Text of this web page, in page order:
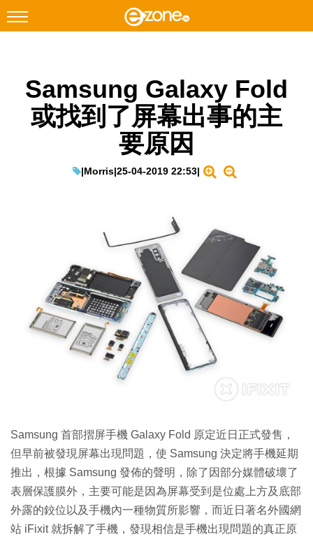
Facebook Instagram
科技焦點
生成式AI與雲端應用
Enterprise Digital Transformation
特集
Samsung Galaxy Fold
或找到了屏幕出事的主
要原因
|Morris|25-04-2019 22:53|
Samsung 首部摺屏手機 Galaxy Fold 原定近日正式發售，
但早前被發現屏幕出現問題，使 Samsung 決定將手機延期
推出，根據 Samsung 發佈的聲明，除了因部分媒體破壞了
表層保護膜外，主要可能是因為屏幕受到是位處上方及底部
外露的鉸位以及手機內一種物質所影響，而近日著名外國網
站 iFixit 就拆解了手機，發現相信是手機出現問題的真正原